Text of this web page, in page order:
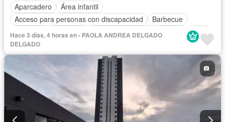
Aparcadero
Área infantil
Acceso para personas con discapacidad
Barbecue
Gimnasio
Ascensor Seguridad privada Piscina Agua
Hace 3 días, 4 horas en - PAOLA ANDREA DELGADO
DELGADO